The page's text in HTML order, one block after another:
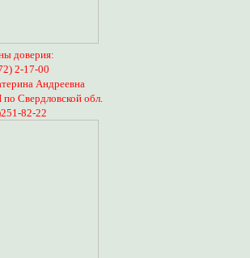
доверия:
2-17-00
Андреевна
Свердловской обл.
82-22